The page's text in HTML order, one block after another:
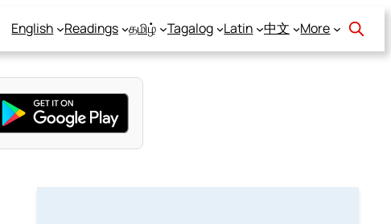
English Readings தமிழ் Tagalog Latin 中文 More